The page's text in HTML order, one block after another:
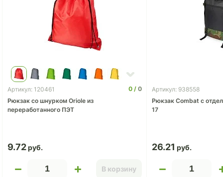
Артикул: 120461 0
0
Рюкзак со шнурком Oriole из
переработанного ПЭТ
9.72
В корзину
Артикул: 938558
Рюкзак Combat с
17
26.21